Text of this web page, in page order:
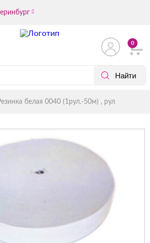
0
белая 0040 (1рул.-50м) , рул